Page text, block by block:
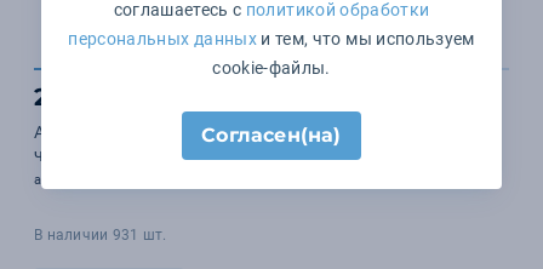
2 066 ₽
Аккумулятор Uniscend Starry с подсветкой, 10000 мАч,
черный
арт. 25556.30
В наличии 931 шт.
соглашаетесь с политикой обработки
персональных данныхи тем, что мы используем
cookie-файлы.
Согласен(на)